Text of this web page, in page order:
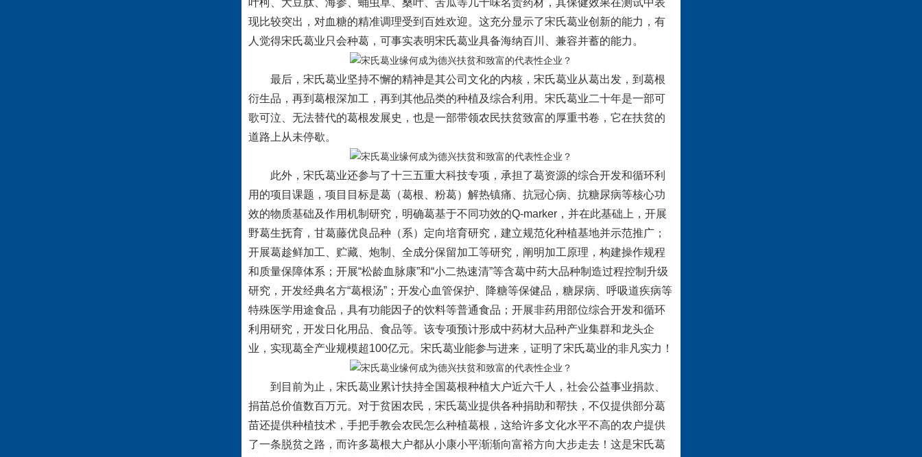
叶柯、大豆肽、海参、蛹虫草、桑叶、苦瓜等几十味名贵药材，其保健效果在测试中表
现比较突出，对血糖的精准调理受到百姓欢迎。这充分显示了宋氏葛业创新的能力，有
人觉得宋氏葛业只会种葛，可事实表明宋氏葛业具备海纳百川、兼容并蓄的能力。
最后，宋氏葛业坚持不懈的精神是其公司文化的内核，宋氏葛业从葛出发，到葛根
衍生品，再到葛根深加工，再到其他品类的种植及综合利用。宋氏葛业二十年是一部可
歌可泣、无法替代的葛根发展史，也是一部带领农民扶贫致富的厚重书卷，它在扶贫的
道路上从未停歇。
此外，宋氏葛业还参与了十三五重大科技专项，承担了葛资源的综合开发和循环利
用的项目课题，项目目标是葛（葛根、粉葛）解热镇痛、抗冠心病、抗糖尿病等核心功
效的物质基础及作用机制研究，明确葛基于不同功效的Q-marker，并在此基础上，开展
野葛生抚育，甘葛藤优良品种（系）定向培育研究，建立规范化种植基地并示范推广；
开展葛趁鲜加工、贮藏、炮制、全成分保留加工等研究，阐明加工原理，构建操作规程
和质量保障体系；开展“松龄血脉康”和“小二热速清”等含葛中药大品种制造过程控制升级
研究，开发经典名方“葛根汤”；开发心血管保护、降糖等保健品，糖尿病、呼吸道疾病等
特殊医学用途食品，具有功能因子的饮料等普通食品；开展非药用部位综合开发和循环
利用研究，开发日化用品、食品等。该专项预计形成中药材大品种产业集群和龙头企
业，实现葛全产业规模超100亿元。宋氏葛业能参与进来，证明了宋氏葛业的非凡实力！
到目前为止，宋氏葛业累计扶持全国葛根种植大户近六千人，社会公益事业捐款、
捐苗总价值数百万元。对于贫困农民，宋氏葛业提供各种捐助和帮扶，不仅提供部分葛
苗还提供种植技术，手把手教会农民怎么种植葛根，这给许多文化水平不高的农户提供
了一条脱贫之路，而许多葛根大户都从小康小平渐渐向富裕方向大步走去！这是宋氏葛